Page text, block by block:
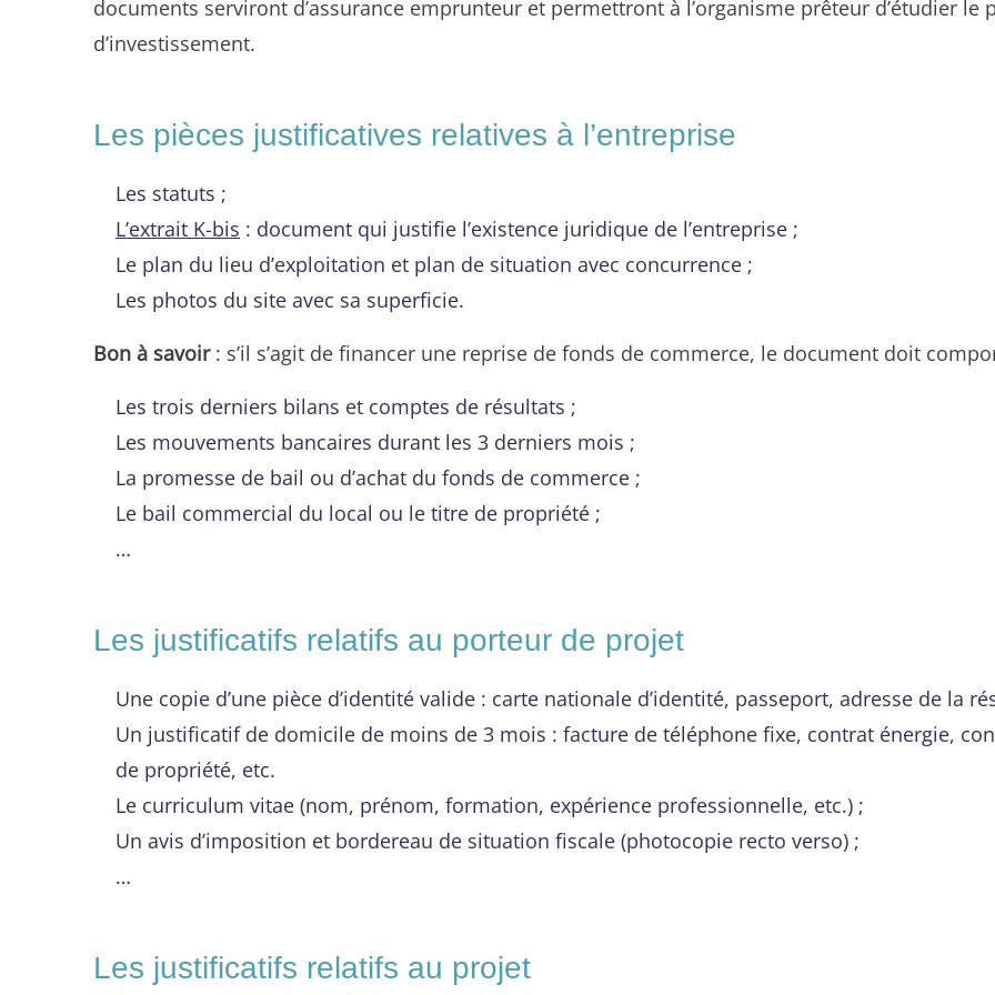
documents serviront d’assurance emprunteur et permettront à l’organisme prêteur d’étudier
d’investissement.
Les pièces justificatives relatives à l’entreprise
Les statuts ;
L’extrait K-bis : document qui justifie l’existence juridique de l’entreprise ;
Le plan du lieu d’exploitation et plan de situation avec concurrence ;
Les photos du site avec sa superficie.
Bon à savoir: s’il s’agit de financer une reprise de fonds de commerce, le document doit
Les trois derniers bilans et comptes de résultats ;
Les mouvements bancaires durant les 3 derniers mois ;
La promesse de bail ou d’achat du fonds de commerce ;
Le bail commercial du local ou le titre de propriété ;
…
Les justificatifs relatifs au porteur de projet
Une copie d’une pièce d’identité valide : carte nationale d’identité, passeport, adresse de la
Un justificatif de domicile de moins de 3 mois : facture de téléphone fixe, contrat énergie,
de propriété, etc.
Le curriculum vitae (nom, prénom, formation, expérience professionnelle, etc.) ;
Un avis d’imposition et bordereau de situation fiscale (photocopie recto verso) ;
…
Les justificatifs relatifs au projet